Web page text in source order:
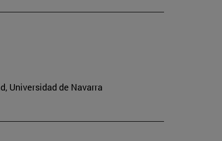
Universidad de Navarra